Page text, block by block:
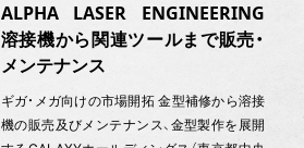
ALPHA LASER ENGINEERING
溶接機から関連ツールまで販売・
メンテナンス
ギガ・メガ向けの市場開拓 金型補修から溶接
機の販売及びメンテナンス、金型製作を展開